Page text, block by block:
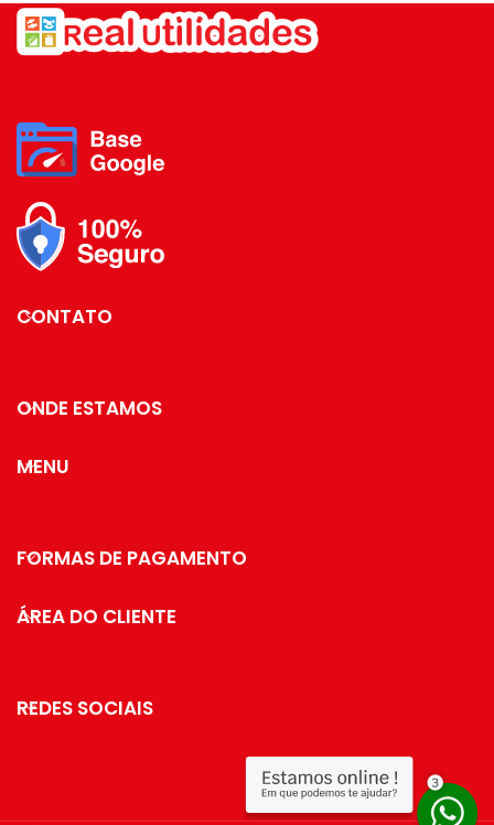
embalagem: 01 Peça
Garrafa
CONTATO
ONDE ESTAMOS
MENU
FORMAS DE PAGAMENTO
ÁREA DO CLIENTE
REDES SOCIAIS